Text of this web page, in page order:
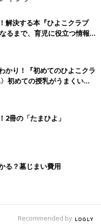
解決する本『ひよこクラブ
まで、育児に役立つ情報が
かり！『初めてのひよこクラ
初めての授乳がうまくい
基本と夏のトラブル 解決テ
2冊の「たまひよ」
る？墓じまい費用
Recommended by